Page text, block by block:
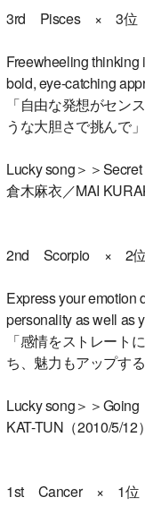
3rd Pisces × 3位
Freewheeling thinking
bold, eye-catching
「自由な発想がセン
うな大胆さで挑んで」
Lucky song＞＞
倉木麻衣／MAI
2nd Scorpio × 2
Express your emotion
personality as well as
「感情をストレート
ち、魅力もアップする
Lucky song＞＞Going
KAT-TUN（2010/5/12）
1st Cancer × 1位